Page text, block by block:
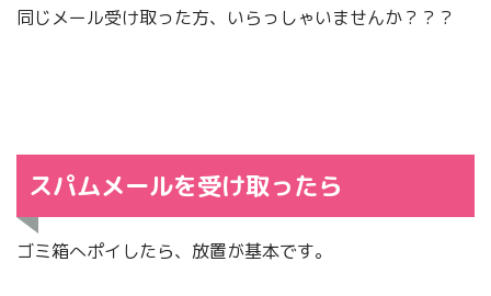
同じメール受け取った方、いらっしゃいませんか？？？
スパムメールを受け取ったら
ゴミ箱へポイしたら、放置が基本です。